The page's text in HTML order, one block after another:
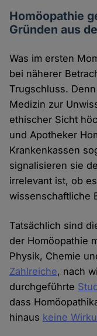
Homöopathie
Gründen aus
Was im ersten
bei näherer
Trugschluss.
Medizin zur
ethischer Sicht
und Apotheker
Krankenkassen
signalisieren sie
irrelevant ist, ob
wissenschaftliche
Tatsächlich sind
der Homöopathie
Physik, Chemie
Zahlreiche, nach
durchgeführte
dass
hinaus keine